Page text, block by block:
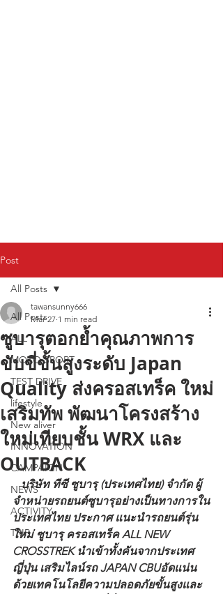
Post
All Posts
ALL
MOTO SPORT
TEST DRIVE
lifestyle
New aliver
INNOVATION
CAMPAIGN
NEWS
ACTIVITY
TRIP
All Posts
ซูบารุตอกย้ำคุณภาพการ
ขับขี่ขั้นสูงระดับ Japan
Quality ส่งครอสเทร็ค ใหม่
เสริมทัพ พัฒนาโครงสร้าง
ใหม่เทียบชั้น WRX และ
OUTBACK
tawansunny666
Mar 27 1 min read
   บริษัท ทีซี ซูบารุ (ประเทศไทย) จำกัด ผู้
จำหน่ายรถยนต์ซูบารุอย่างเป็นทางการใน
ประเทศไทย ประกาศ แนะนำรถยนต์รุ่น
ใหม่ ซูบารุ ครอสเทร็ค ALL NEW
CROSSTREK นำเข้าทั้งคันจากประเทศ
ญี่ปุ่น เสริมไลน์รถ JAPAN CBUอัดแน่น
ด้วยเทคโนโลยีความปลอดภัยขั้นสูงและ